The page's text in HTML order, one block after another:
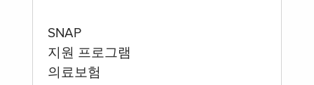
SNAP
지원 프로그램
의료보험